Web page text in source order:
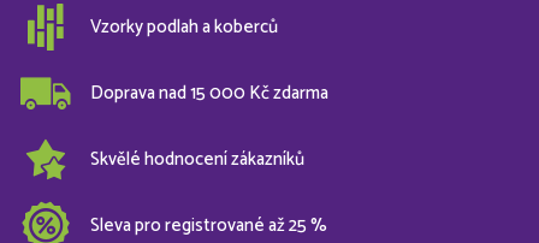
Vzorky podlah a koberců
Doprava nad 15 000 Kč zdarma
Skvělé hodnocení zákazníků
Sleva pro registrované až 25 %